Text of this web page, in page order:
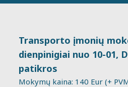
Transporto įmonių
dienpinigiai nuo 10-01,
patikros
Mokymų kaina: 140 Eur (+